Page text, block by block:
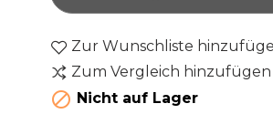
Zur Wunschliste
Zum Vergleich hinzufügen
 Nicht auf Lager